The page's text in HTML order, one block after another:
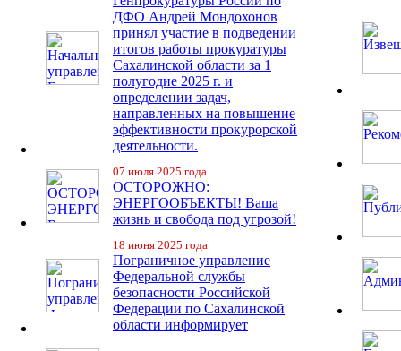
ДФО Андрей Мондохонов
принял участие в подведении
итогов работы прокуратуры
Сахалинской области за 1
полугодие 2025 г. и
определении задач,
направленных на повышение
эффективности прокурорской
деятельности.
07 июля 2025 года
ОСТОРОЖНО:
ЭНЕРГООБЪЕКТЫ! Ваша
жизнь и свобода под угрозой!
18 июня 2025 года
Пограничное управление
Федеральной службы
безопасности Российской
Федерации по Сахалинской
области информирует